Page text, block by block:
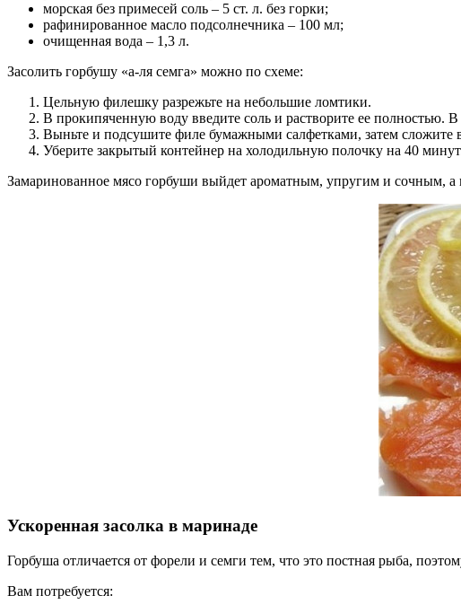
морская без примесей соль – 5 ст. л. без горки;
рафинированное масло подсолнечника – 100 мл;
очищенная вода – 1,3 л.
Засолить горбушу «а-ля семга» можно по схеме:
Цельную филешку разрежьте на небольшие ломтики.
В прокипяченную воду введите соль и растворите ее
Выньте и подсушите филе бумажными салфетками, затем
Уберите закрытый контейнер на холодильную полочку на 40
Замаринованное мясо горбуши выйдет ароматным, упругим и сочным, а
Ускоренная засолка в маринаде
Горбуша отличается от форели и семги тем, что это постная рыба,
Вам потребуется: